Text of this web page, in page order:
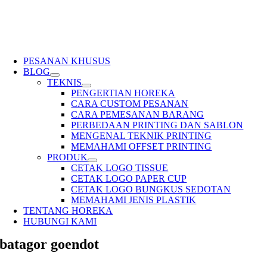
PESANAN KHUSUS
BLOG
TEKNIS
PENGERTIAN HOREKA
CARA CUSTOM PESANAN
CARA PEMESANAN BARANG
PERBEDAAN PRINTING DAN SABLON
MENGENAL TEKNIK PRINTING
MEMAHAMI OFFSET PRINTING
PRODUK
CETAK LOGO TISSUE
CETAK LOGO PAPER CUP
CETAK LOGO BUNGKUS SEDOTAN
MEMAHAMI JENIS PLASTIK
TENTANG HOREKA
HUBUNGI KAMI
batagor goendot